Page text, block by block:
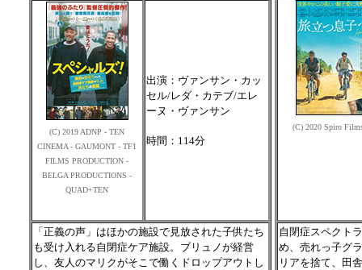
(C) 2019 ADNP - TEN
CINEMA - GAUMONT - TF1
FILMS PRODUCTION -
BELGA PRODUCTIONS -
QUAD+TEN
出演：ヴァンサン・カッ
セル/レダ・カテブ/エレ
ーヌ・ヴァンサン
時間：114分
「正義の声」はほかの施設で見放された子供たち
も受け入れる自閉症ケア施設。ブリュノが経営
し、友人のマリクがそこで働くドロップアウトし
(C) 2020 Spiro
自閉症スペクト
め、売れっ子グ
リアを捨て、田